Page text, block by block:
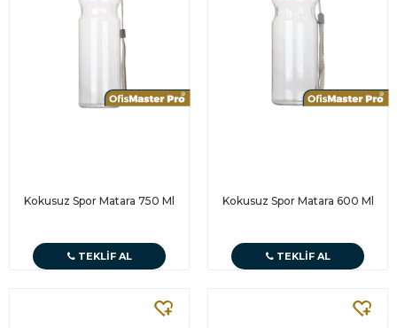
Kokusuz Spor Matara 750 Ml
TEKLIF AL
Kokusuz Spor Matara 600 Ml
TEKLIF AL